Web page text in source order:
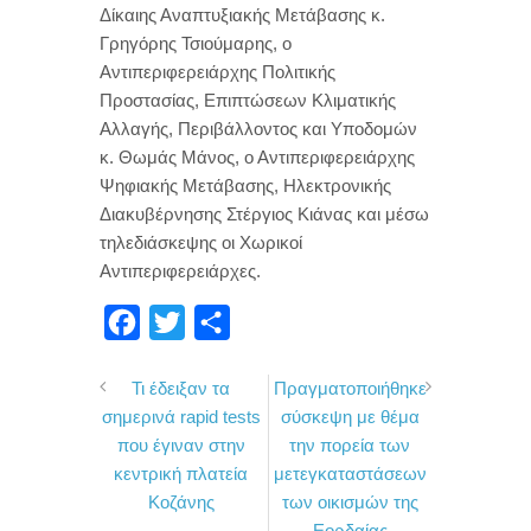
Δίκαιης Αναπτυξιακής Μετάβασης κ.
Γρηγόρης Τσιούμαρης, ο
Αντιπεριφερειάρχης Πολιτικής
Προστασίας, Επιπτώσεων Κλιματικής
Αλλαγής, Περιβάλλοντος και Υποδομών
κ. Θωμάς Μάνος, ο Αντιπεριφερειάρχης
Ψηφιακής Μετάβασης, Ηλεκτρονικής
Διακυβέρνησης Στέργιος Κιάνας και μέσω
τηλεδιάσκεψης οι Χωρικοί
Αντιπεριφερειάρχες.
c
e
b
o
i
t
t
e
ρ
α
Τι έδειξαν τα
σημερινά rapid tests
που έγιναν στην
κεντρική πλατεία
Κοζάνης
Πραγματοποιήθηκε
σύσκεψη με θέμα
την πορεία των
μετεγκαταστάσεων
των οικισμών της